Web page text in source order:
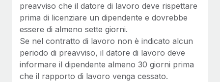
preavviso che il datore di lavoro deve rispettare
prima di licenziare un dipendente e dovrebbe
essere di almeno sette giorni.
Se nel contratto di lavoro non è indicato alcun
periodo di preavviso, il datore di lavoro deve
informare il dipendente almeno 30 giorni prima
che il rapporto di lavoro venga cessato.